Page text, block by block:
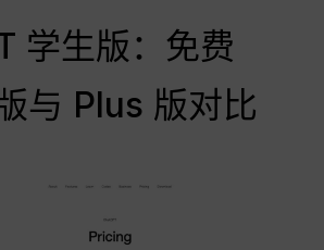
学生版：免费
与 Plus 版对比